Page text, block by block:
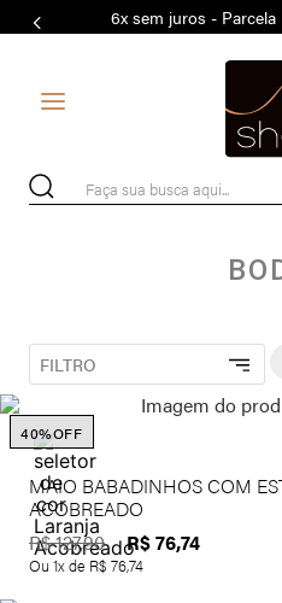
6x sem juros -
Faça sua busca aqui...
FILTRO
MAIO BABADINHOS COM
ACOBREADO
40%OFF
R$127,90 R$76,74
Ou 1x de R$ 76,74
7º MODAL